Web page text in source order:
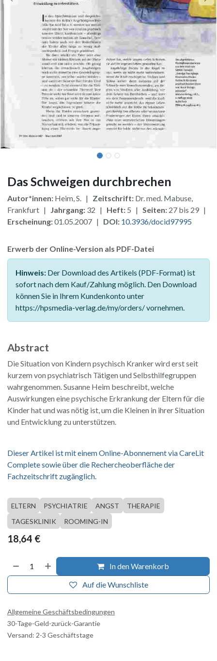
Das Schweigen durchbrechen
Autor*innen: Heim, S. | Zeitschrift: Dr. med. Mabuse,
Frankfurt | Jahrgang: 32 | Heft: 5 | Seiten: 27 bis 29 |
Erscheinung:01.05.2007 | DOI: 10.3936/docid97995
Erwerb der Online-Version als PDF-Datei
Hinweis: Der Download des Artikels (PDF-Format) ist
sofort nach dem Kauf/Zahlung möglich. Den Download
können Sie in Ihrem Kundenkonto unter
https://hpsmedia-verlag.de/my/orders/ vornehmen.
Abstract
Die Situation von Kindern psychisch Kranker wird erst seit
kurzem von psychiatrisch Tätigen und Selbsthilfegruppen
wahrgenommen. Susanne Heim beschreibt, welche
Auswirkungen eine psychische Erkrankung der Eltern für die
Kinder hat und was nötig ist, um die Kleinen in ihrer Situation
und Entwicklung zu unterstützen.
Dieser Artikel ist mit einem Online-Abonnement via CareLit
Complete sowie über die Rechercheoberfläche der
Fachzeitschrift zugänglich.
ELTERN PSYCHIATRIE ANGST
THERAPIE
TAGESKLINIK
ROOMING-IN
18,64 €
In den Warenkorb
Auf die Wunschliste
Allgemeine Geschäftsbedingungen
30-Tage-Geld-zurück-Garantie
Versand: 2-3 Geschäftstage